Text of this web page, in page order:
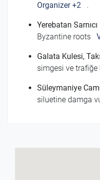
Organizer +2 .
Yerebatan Sarnıcı
Byzantine roots
Galata Kulesi,
simgesi ve trafiğe
Süleymaniye
siluetine damga